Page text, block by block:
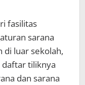
fasilitas
sarana
di luar sekolah,
daftar tiliknya
dan sarana